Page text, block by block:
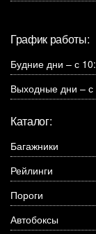
График работы:
Будние дни – с
Выходные дни –
Каталог:
Багажники
Рейлинги
Пороги
Автобоксы